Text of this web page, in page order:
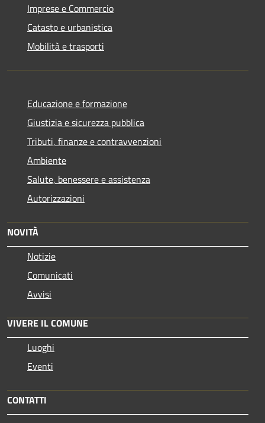
Imprese e Commercio
Catasto e urbanistica
Mobilità e trasporti
Educazione e formazione
Giustizia e sicurezza pubblica
Tributi, finanze e contravvenzioni
Ambiente
Salute, benessere e assistenza
Autorizzazioni
NOVITÀ
Notizie
Comunicati
Avvisi
VIVERE IL COMUNE
Luoghi
Eventi
CONTATTI